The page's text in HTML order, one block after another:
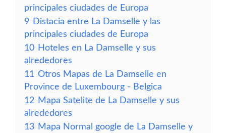
principales ciudades de Europa
9 Distacia entre La Damselle y las
principales ciudades de Europa
10 Hoteles en La Damselle y sus
alrededores
11 Otros Mapas de La Damselle en
Province de Luxembourg - Belgica
12 Mapa Satelite de La Damselle y sus
alrededores
13 Mapa Normal google de La Damselle y